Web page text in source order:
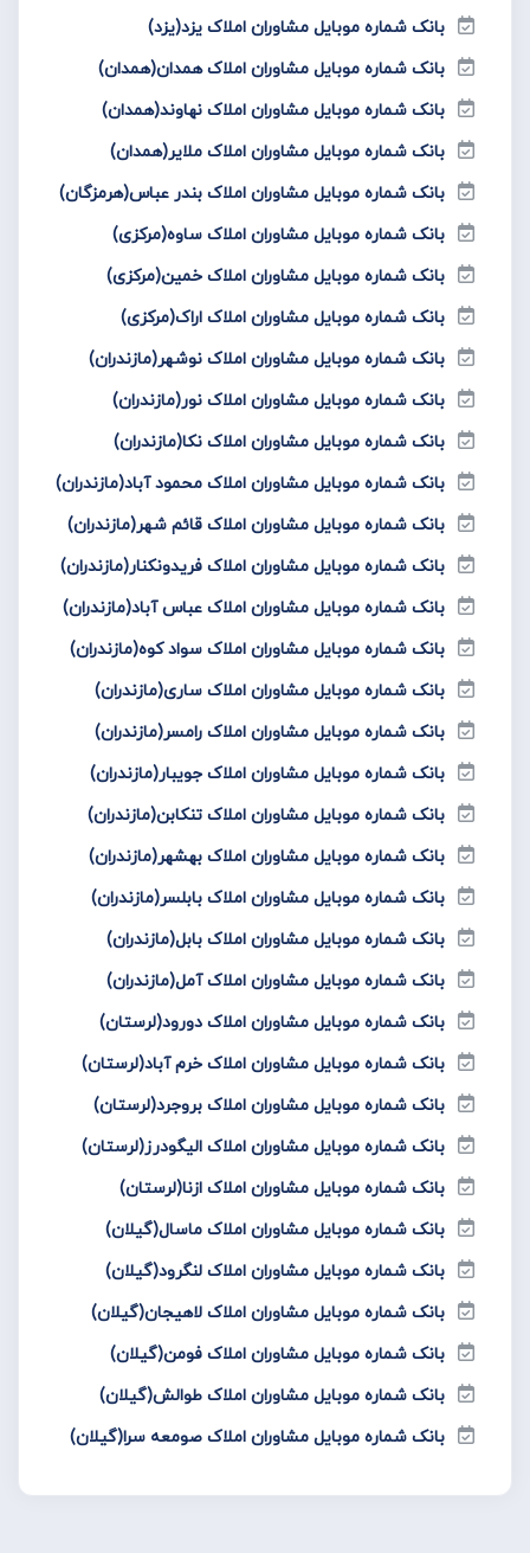
بانک شماره موبایل مشاوران املاک یزد(یزد)
بانک شماره موبایل مشاوران املاک همدان(همدان)
بانک شماره موبایل مشاوران املاک نهاوند(همدان)
بانک شماره موبایل مشاوران املاک ملایر(همدان)
بانک شماره موبایل مشاوران املاک بندر عباس(هرمزگان)
بانک شماره موبایل مشاوران املاک ساوه(مرکزی)
بانک شماره موبایل مشاوران املاک خمین(مرکزی)
بانک شماره موبایل مشاوران املاک اراک(مرکزی)
بانک شماره موبایل مشاوران املاک نوشهر(مازندران)
بانک شماره موبایل مشاوران املاک نور(مازندران)
بانک شماره موبایل مشاوران املاک نکا(مازندران)
بانک شماره موبایل مشاوران املاک محمود آباد(مازندران)
بانک شماره موبایل مشاوران املاک قائم شهر(مازندران)
بانک شماره موبایل مشاوران املاک فریدونکنار(مازندران)
بانک شماره موبایل مشاوران املاک عباس آباد(مازندران)
بانک شماره موبایل مشاوران املاک سواد کوه(مازندران)
بانک شماره موبایل مشاوران املاک ساری(مازندران)
بانک شماره موبایل مشاوران املاک رامسر(مازندران)
بانک شماره موبایل مشاوران املاک جویبار(مازندران)
بانک شماره موبایل مشاوران املاک تنکابن(مازندران)
بانک شماره موبایل مشاوران املاک بهشهر(مازندران)
بانک شماره موبایل مشاوران املاک بابلسر(مازندران)
بانک شماره موبایل مشاوران املاک بابل(مازندران)
بانک شماره موبایل مشاوران املاک آمل(مازندران)
بانک شماره موبایل مشاوران املاک دورود(لرستان)
بانک شماره موبایل مشاوران املاک خرم آباد(لرستان)
بانک شماره موبایل مشاوران املاک بروجرد(لرستان)
بانک شماره موبایل مشاوران املاک الیگودرز(لرستان)
بانک شماره موبایل مشاوران املاک ازنا(لرستان)
بانک شماره موبایل مشاوران املاک ماسال(گیلان)
بانک شماره موبایل مشاوران املاک لنگرود(گیلان)
بانک شماره موبایل مشاوران املاک لاهیجان(گیلان)
بانک شماره موبایل مشاوران املاک فومن(گیلان)
بانک شماره موبایل مشاوران املاک طوالش(گیلان)
بانک شماره موبایل مشاوران املاک صومعه سرا(گیلان)